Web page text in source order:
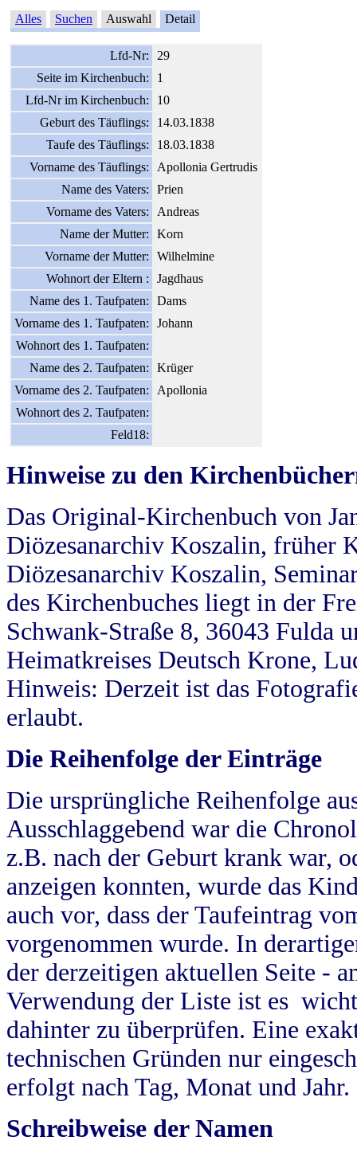
Alles Suchen Auswahl Detail
Lfd-Nr:
29
Seite im Kirchenbuch:
1
Lfd-Nr im Kirchenbuch:
10
Geburt des Täuflings:
14.03.1838
Taufe des Täuflings:
18.03.1838
Vorname des Täuflings:
Apollonia Gertrudis
Name des Vaters:
Prien
Vorname des Vaters:
Andreas
Name der Mutter:
Korn
Vorname der Mutter:
Wilhelmine
Wohnort der Eltern :
Jagdhaus
Name des 1. Taufpaten:
Dams
Vorname des 1. Taufpaten:
Johann
Wohnort des 1. Taufpaten:
Name des 2. Taufpaten:
Krüger
Vorname des 2. Taufpaten:
Apollonia
Wohnort des 2. Taufpaten:
Feld18:
Hinweise zu den
Das Original-Kirchenbuch von
Diözesanarchiv Koszalin, früher
Diözesanarchiv Koszalin,
des Kirchenbuches liegt in der
Schwank-Straße 8, 36043 Fulda
Heimatkreises Deutsch Krone,
Hinweis: Derzeit ist das
erlaubt.
Die Reihenfolge der Einträge
Die ursprüngliche Reihenfolge
Ausschlaggebend war die
z.B. nach der Geburt krank war,
anzeigen konnten, wurde das
auch vor, dass der Taufeintrag
vorgenommen wurde. In
der derzeitigen aktuellen Seite -
Verwendung der Liste ist es
dahinter zu überprüfen. Eine
technischen Gründen nur
erfolgt nach Tag, Monat und Jahr.
Schreibweise der Namen